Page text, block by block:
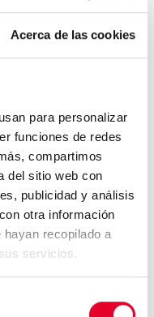
Acerca de las cookies
para personalizar
funciones de redes
compartimos
del sitio web con
publicidad y análisis
otra información
recopilado a
servicios.
y
Por lo que es
para el café...